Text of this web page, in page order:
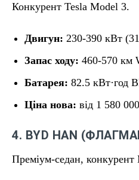
Конкурент Tesla Model 3.
Двигун: 230-390 кВт
Запас ходу: 460-570 км
Батарея: 82.5 кВт·год
Ціна нова: від 1 580
4. BYD HAN
Преміум-седан, конкурент